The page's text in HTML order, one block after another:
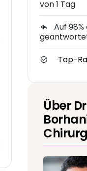
von 1 Tag
Auf
Top-
Über